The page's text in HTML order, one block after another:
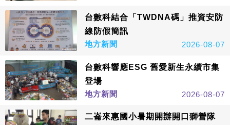
台數科結合「TWDNA碼」推資安防
線防假簡訊
地方新聞
2026-08-07
台數科響應ESG 舊愛新生永續市集
登場
地方新聞
2026-08-07
二崙來惠國小暑期開辦開口獅營隊